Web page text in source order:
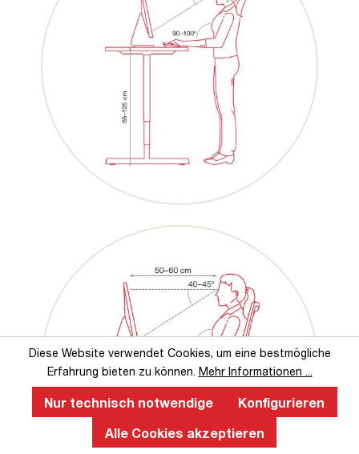
Diese Website verwendet Cookies, um eine bestmögliche
Erfahrung bieten zu können. Mehr Informationen ...
Nur technisch notwendige
Konfigurieren
Alle Cookies akzeptieren